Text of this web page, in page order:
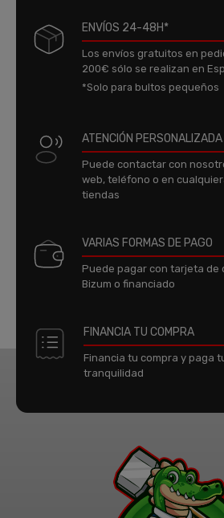
ENVÍOS 24-48H*
Los envíos gratuitos en
200€ sólo se realizan en
*Solo para bultos pequeños
ATENCIÓN PERSONALIZADA
Puede contactar con
web, teléfono o en
tiendas
VARIAS FORMAS DE PAGO
Puede pagar con tarjeta de
Bizum o financiado
FINANCIA TU COMPRA
Financia tu compra y paga
tranquilidad